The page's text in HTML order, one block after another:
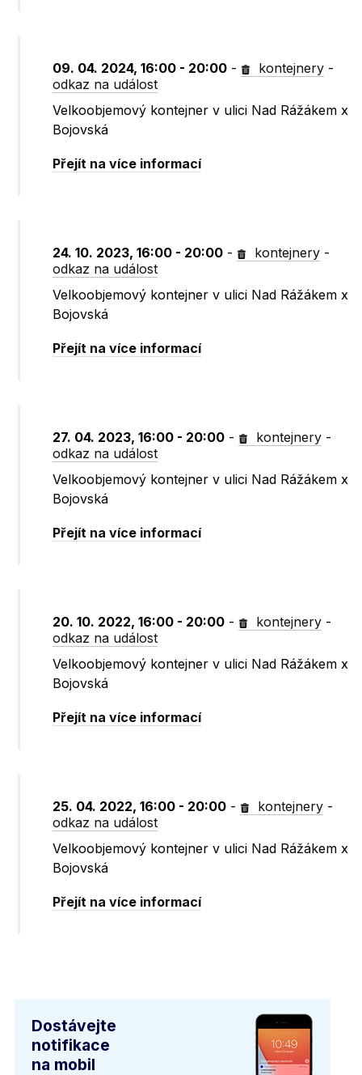
09. 04. 2024, 16:00 - 20:00 - kontejnery -
odkaz na událost
Velkoobjemový kontejner v ulici Nad Rážákem x
Bojovská
Přejít na více informací
24. 10. 2023, 16:00 - 20:00 - kontejnery -
odkaz na událost
Velkoobjemový kontejner v ulici Nad Rážákem x
Bojovská
Přejít na více informací
27. 04. 2023, 16:00 - 20:00 - kontejnery -
odkaz na událost
Velkoobjemový kontejner v ulici Nad Rážákem x
Bojovská
Přejít na více informací
20. 10. 2022, 16:00 - 20:00 - kontejnery -
odkaz na událost
Velkoobjemový kontejner v ulici Nad Rážákem x
Bojovská
Přejít na více informací
25. 04. 2022, 16:00 - 20:00 - kontejnery -
odkaz na událost
Velkoobjemový kontejner v ulici Nad Rážákem x
Bojovská
Přejít na více informací
Dostávejte
notifikace
na mobil